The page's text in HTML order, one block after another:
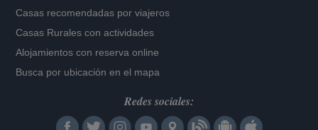
Casas recomendadas por viajeros
Casas Rurales con actividades
Alojamientos con reserva online
Busca por ubicación en el mapa
Redes sociales: